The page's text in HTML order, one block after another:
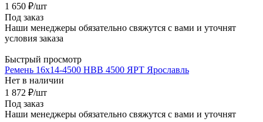
1 650 ₽/шт
Под заказ
Наши менеджеры обязательно свяжутся с вами и уточнят
условия заказа
Быстрый просмотр
Ремень 16х14-4500 НВВ 4500 ЯРТ Ярославль
Нет в наличии
1 872 ₽/шт
Под заказ
Наши менеджеры обязательно свяжутся с вами и уточнят